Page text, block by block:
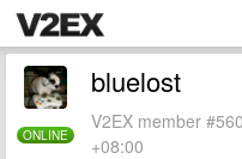
ONLINE
bluelost
V2EX member
+08:00